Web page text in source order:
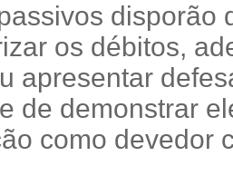
disporão
os débitos,
apresentar
de demonstrar
como devedor